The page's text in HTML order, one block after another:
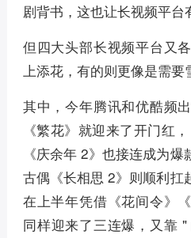
剧背书，这也让长视频平台
但四大头部长视频平台又
上添花，有的则更像是需要
其中，今年腾讯和优酷频
《繁花》就迎来了开门红
《庆余年 2》也接连成为
古偶《长相思 2》则顺利扛
在上半年凭借《花间令》
同样迎来了三连爆，又靠